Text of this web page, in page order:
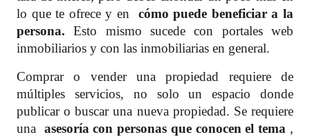
lo que te ofrece y en cómo puede beneficiar a la
persona.Esto mismo sucede con portales web
inmobiliarios y con las inmobiliarias en general.
Comprar o vender una propiedad requiere de
múltiples servicios, no solo un espacio donde
publicar o buscar una nueva propiedad. Se requiere
una
asesoría con personas que conocen el tema ,